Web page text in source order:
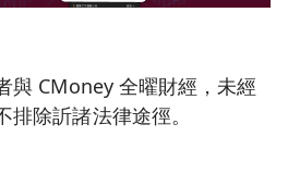
與 CMoney 全曜財經，未經
除訢諸法律途徑。